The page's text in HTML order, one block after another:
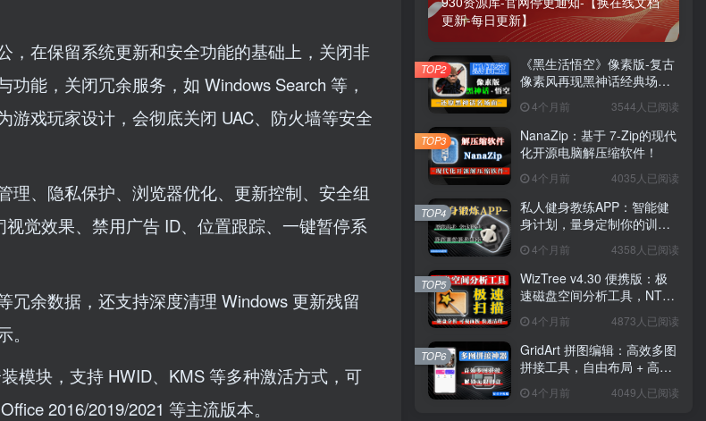
，在保留系统更新和安全功能的基础上，关闭非
能，关闭冗余服务，如 Windows Search 等，
戏玩家设计，会彻底关闭 UAC、防火墙等安全
、隐私保护、浏览器优化、更新控制、安全组
觉效果、禁用广告 ID、位置跟踪、一键暂停系
冗余数据，还支持深度清理 Windows 更新残留
模块，支持 HWID、KMS 等多种激活方式，可
2016/2019/2021 等主流版本。
更新-每日更新】
《黑生活悟空》像素版-复古
像素风再现黑神话经典场景
4个月前 3544人已阅读
TOP2
NanaZip：基于 7-Zip的现代
化开源电脑解压缩软件！
4个月前 4035人已阅读
TOP3
私人健身教练APP：智能健
身计划，量身定制你的训练
4个月前 4358人已阅读
TOP4
WizTree v4.30 便携版：极
速磁盘空间分析工具，NTFS
4个月前 4873人已阅读
TOP5
GridArt 拼图编辑：高效多图
拼接工具，自由布局 + 高清
位！4个月前 4049人已阅读
TOP6